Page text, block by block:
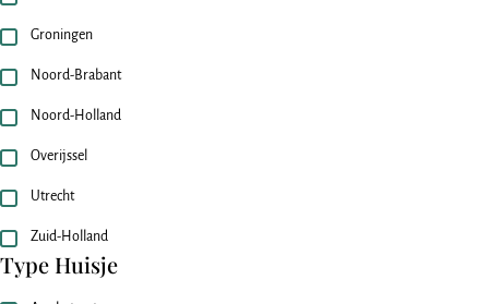
Groningen
Noord-Brabant
Noord-Holland
Overijssel
Utrecht
Zuid-Holland
Type Huisje